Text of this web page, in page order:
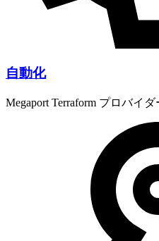
自動化
Megaport Terraform プロバイ